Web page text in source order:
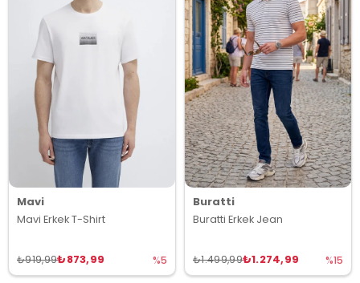
Mavi
Mavi Erkek T-Shirt
₺873,99
₺919,99 %5
Buratti
Buratti Erkek Jean
₺1.274,99
₺1.499,99 %15